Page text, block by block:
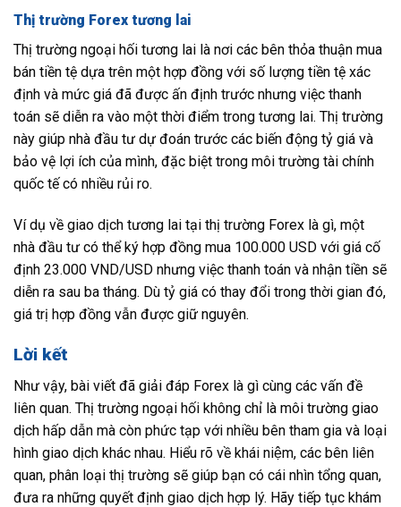
Thị trường Forex tương lai
Thị trường ngoại hối tương lai là nơi các bên thỏa thuận mua
bán tiền tệ dựa trên một hợp đồng với số lượng tiền tệ xác
định và mức giá đã được ấn định trước nhưng việc thanh
toán sẽ diễn ra vào một thời điểm trong tương lai. Thị trường
này giúp nhà đầu tư dự đoán trước các biến động tỷ giá và
bảo vệ lợi ích của mình, đặc biệt trong môi trường tài chính
quốc tế có nhiều rủi ro.
Ví dụ về giao dịch tương lai tại thị trường Forex là gì, một
nhà đầu tư có thể ký hợp đồng mua 100.000 USD với giá cố
định 23.000 VND/USD nhưng việc thanh toán và nhận tiền sẽ
diễn ra sau ba tháng. Dù tỷ giá có thay đổi trong thời gian đó,
giá trị hợp đồng vẫn được giữ nguyên.
Lời kết
Như vậy, bài viết đã giải đáp Forex là gì cùng các vấn đề
liên quan. Thị trường ngoại hối không chỉ là môi trường giao
dịch hấp dẫn mà còn phức tạp với nhiều bên tham gia và loại
hình giao dịch khác nhau. Hiểu rõ về khái niệm, các bên liên
quan, phân loại thị trường sẽ giúp bạn có cái nhìn tổng quan,
đưa ra những quyết định giao dịch hợp lý. Hãy tiếp tục khám